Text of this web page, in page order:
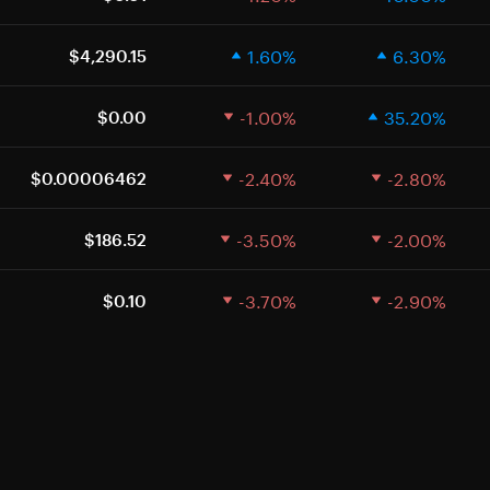
$4,290.15 1.60% 6.30%
$0.00 -1.00% 35.20%
$0.00006462 -2.40% -2.80%
$186.52 -3.50% -2.00%
$0.10 -3.70% -2.90%